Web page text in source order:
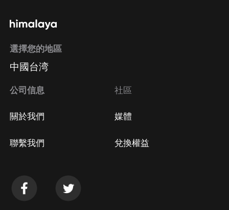
選擇您的地區
中國台湾
公司信息
關於我們
聯繫我們
社區
媒體
兌換權益